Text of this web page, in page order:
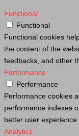
Functional
Functional
Functional cookies
the content of the
feedbacks, and other
Performance
Performance
Performance cookies
performance indexes
better user experience
Analytics